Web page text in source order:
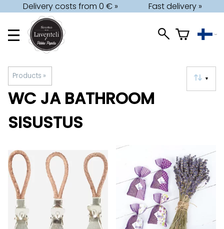
Delivery costs from 0 € » Fast delivery »
Products ‪» ▼
WC JA BATHROOM
SISUSTUS